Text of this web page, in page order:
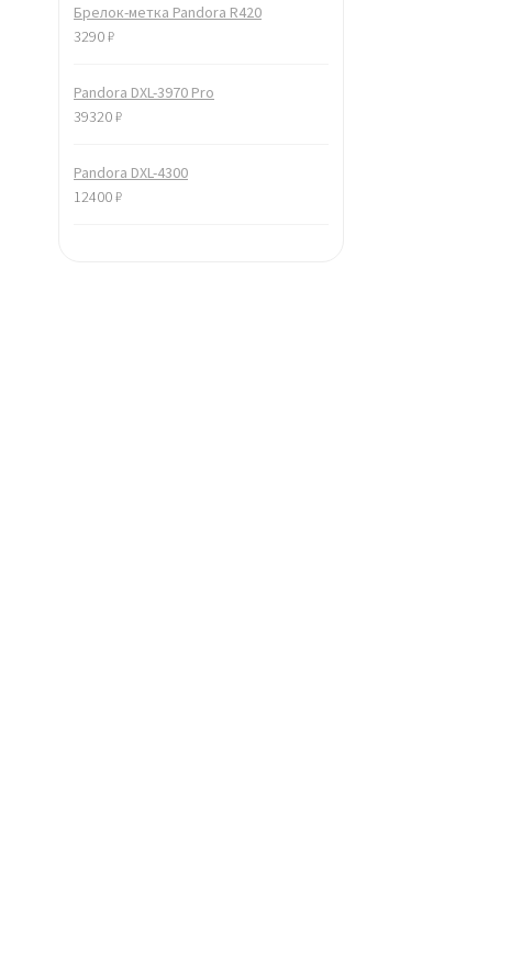
Брелок-метка Pandora R420
3290₽
Pandora DXL-3970 Pro
39320₽
Pandora DXL-4300
12400₽